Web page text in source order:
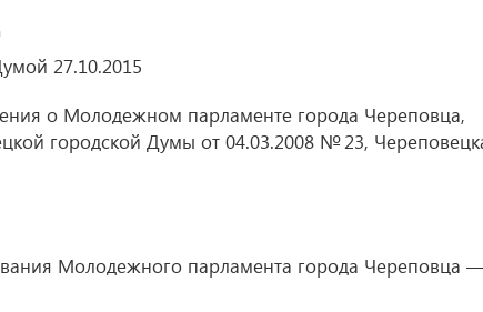
27.10.2015
о Молодежном парламенте города Череповца,
городской Думы от 04.03.2008 № 23,
Молодежного парламента города Череповца